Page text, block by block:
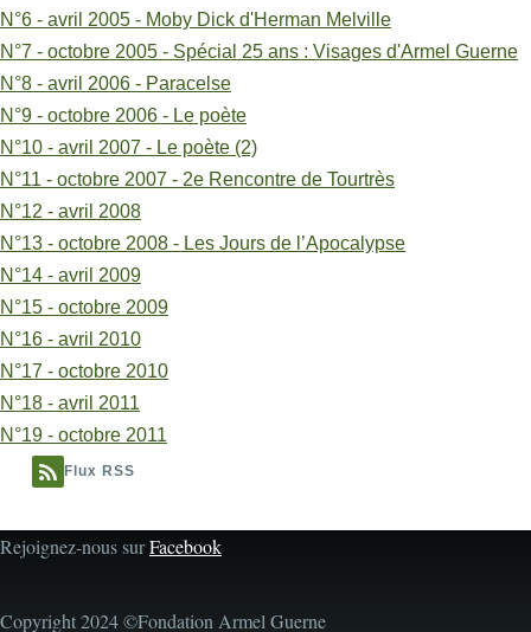
N°6 - avril 2005 - Moby Dick d'Herman Melville
N°7 - octobre 2005 - Spécial 25 ans : Visages d'Armel Guerne
N°8 - avril 2006 - Paracelse
N°9 - octobre 2006 - Le poète
N°10 - avril 2007 - Le poète (2)
N°11 - octobre 2007 - 2e Rencontre de Tourtrès
N°12 - avril 2008
N°13 - octobre 2008 - Les Jours de l’Apocalypse
N°14 - avril 2009
N°15 - octobre 2009
N°16 - avril 2010
N°17 - octobre 2010
N°18 - avril 2011
N°19 - octobre 2011
Flux RSS
Rejoignez-nous surFacebook
Copyright 2024 ©Fondation Armel Guerne